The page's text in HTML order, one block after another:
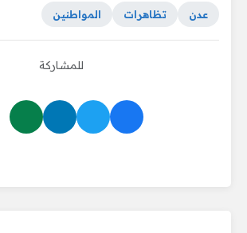
عدن تظاهرات المواطنين
للمشاركة